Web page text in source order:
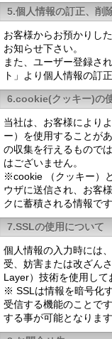
5.個人情報の訂正、削
お客様からお預かりし
お知らせ下さい。
また、ユーザー登録さ
ト」より個人情報の訂
6.cookie(クッキー)の
当社は、お客様により
ー）を使用することが
の収集を行えるもので
はございません。
※cookie （クッキー）
ウザに送信され、お客
クに蓄積される情報です
7.SSLの使用について
個人情報の入力時には
受、妨害または改ざん
Layer）技術を使用して
※ SSLは情報を暗号化
受信する機能のことで
する事が可能となります